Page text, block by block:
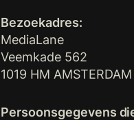
Bezoekadres:
MediaLane
Veemkade 562
1019 HM AMSTERDAM
Persoonsgegevens